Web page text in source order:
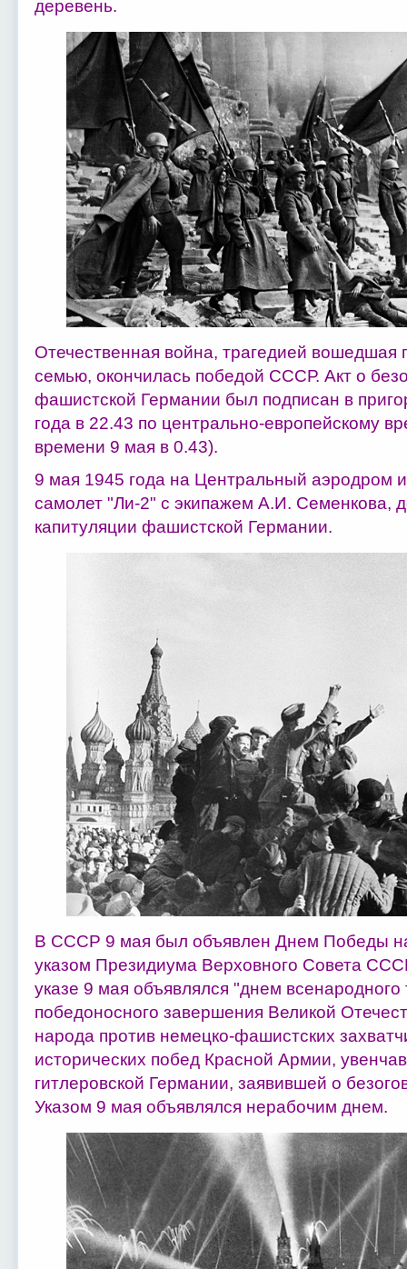
деревень.
Отечественная война, трагедией вошедшая
семью, окончилась победой СССР. Акт о
фашистской Германии был подписан в
года в 22.43 по центрально-европейскому
времени 9 мая в 0.43).
9 мая 1945 года на Центральный аэродром
самолет "Ли-2" с экипажем А.И. Семенкова,
капитуляции фашистской Германии.
В СССР 9 мая был объявлен Днем Победы
указом Президиума Верховного Совета
указе 9 мая объявлялся "днем
победоносного завершения Великой
народа против немецко-фашистских
исторических побед Красной Армии,
гитлеровской Германии, заявившей о
Указом 9 мая объявлялся нерабочим днем.